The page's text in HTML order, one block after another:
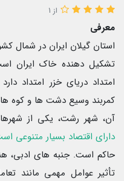
از 1
معرفی
استان گیلان ایران در شمال
تشکیل دهنده خاک ایران
امتداد دریای خزر امتداد
کمربند وسیع دشت ها و کوه
آن، شهر رشت، یکی از
دارای اقتصاد بسیار متنوعی
حاکم است. جنبه های ادبی،
تأثیر عوامل مهمی مانند